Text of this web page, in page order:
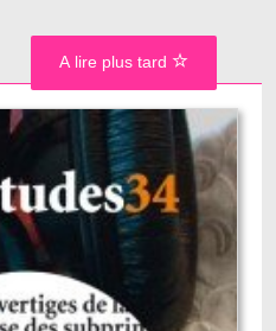
A lire plus tard